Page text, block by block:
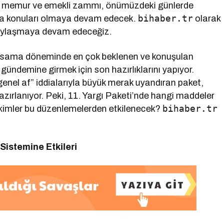
ve emekli zammı, önümüzdeki günlerde
konuları olmaya devam edecek. bihaber.tr olarak
devam edeceğiz.
döneminde en çok beklenen ve konuşulan
girmek için son hazırlıklarını yapıyor.
af” iddialarıyla büyük merak uyandıran paket,
Peki, 11. Yargı Paketi’nde hangi maddeler
bu düzenlemelerden etkilenecek? bihaber.tr
Etkileri